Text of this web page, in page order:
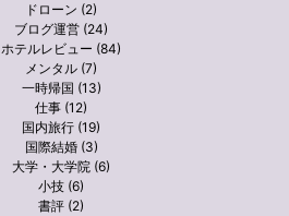
ドローン (2)
ブログ運営 (24)
ホテルレビュー (84)
メンタル (7)
一時帰国 (13)
仕事 (12)
国内旅行 (19)
国際結婚 (3)
大学・大学院 (6)
小技 (6)
書評 (2)